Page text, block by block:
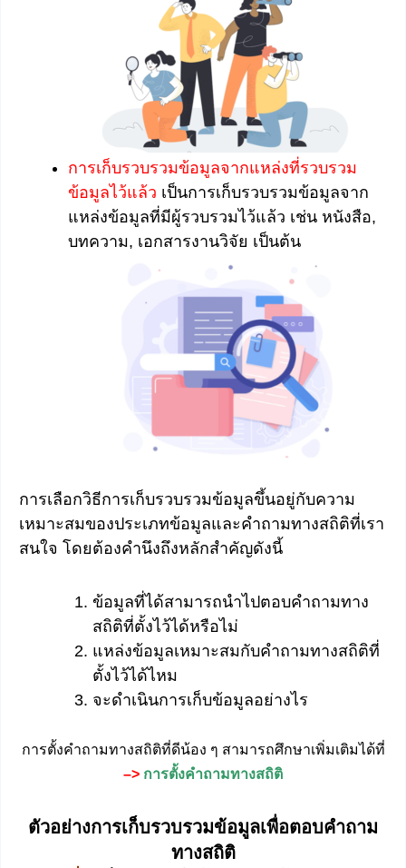
การเก็บรวบรวมข้อมูลจากแหล่งที่รวบรวม
ข้อมูลไว้แล้ว เป็นการเก็บรวบรวมข้อมูลจาก
แหล่งข้อมูลที่มีผู้รวบรวมไว้แล้ว เช่น หนังสือ,
บทความ, เอกสารงานวิจัย เป็นต้น
การเลือกวิธีการเก็บรวบรวมข้อมูลขึ้นอยู่กับความ
เหมาะสมของประเภทข้อมูลและคำถามทางสถิติที่เรา
สนใจ โดยต้องคำนึงถึงหลักสำคัญดังนี้
ข้อมูลที่ได้สามารถนำไปตอบคำถามทาง
สถิติที่ตั้งไว้ได้หรือไม่
แหล่งข้อมูลเหมาะสมกับคำถามทางสถิติที่
ตั้งไว้ได้ไหม
จะดำเนินการเก็บข้อมูลอย่างไร
การตั้งคำถามทางสถิติที่ดีน้อง ๆ สามารถศึกษาเพิ่มเติมได้ที่
–> การตั้งคำถามทางสถิติ
ตัวอย่างการเก็บรวบรวมข้อมูลเพื่อตอบคำถาม
ทางสถิติ